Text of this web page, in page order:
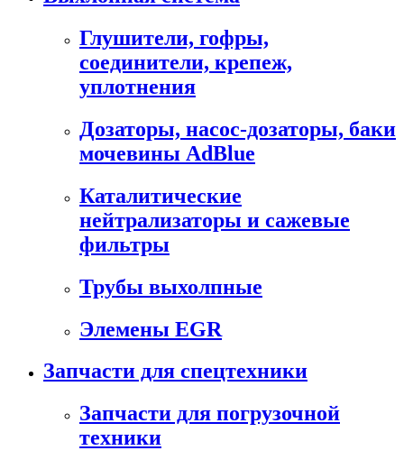
Глушители, гофры,
соединители, крепеж,
уплотнения
Дозаторы, насос-дозаторы, баки
мочевины AdBlue
Каталитические
нейтрализаторы и сажевые
фильтры
Трубы выхолпные
Элемены EGR
Запчасти для спецтехники
Запчасти для погрузочной
техники